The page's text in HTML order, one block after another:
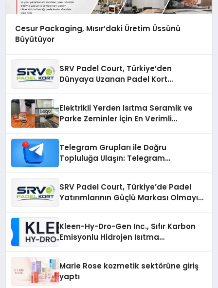
Cesur Packaging, Mısır’daki Üretim Üssünü
Büyütüyor
SRV Padel Court, Türkiye’den
Dünyaya Uzanan Padel Kort
Elektrikli Yerden Isıtma Seramik ve
Parke Zeminler İçin En Verimli
Telegram Grupları ile Doğru
Topluluğa Ulaşın: Telegram
SRV Padel Court, Türkiye’de Padel
Yatırımlarının Güçlü Markası Olmayı
Kleen-Hy-Dro-Gen Inc., Sıfır Karbon
Emisyonlu Hidrojen Isıtma
Marie Rose kozmetik sektörüne giriş
yaptı